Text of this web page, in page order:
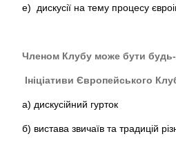
е) дискусії на тему процесу
Членом Клубу може бути
Ініціативи Європейського
a) дискусійний гурток
б) вистава звичаїв та традицій